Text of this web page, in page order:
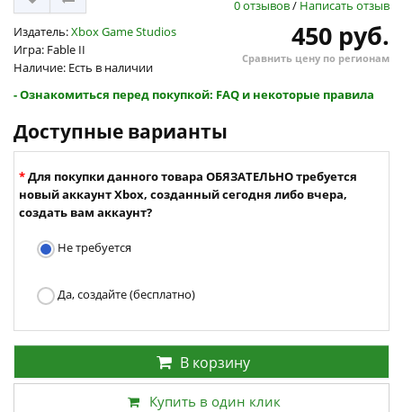
0 отзывов/ Написать отзыв
Издатель:Xbox Game Studios
Игра: Fable II
Наличие: Есть в наличии
450 руб.
Сравнить цену по регионам
- Ознакомиться перед покупкой: FAQ и некоторые правила
Доступные варианты
Для покупки данного товара ОБЯЗАТЕЛЬНО требуется
новый аккаунт Xbox, созданный сегодня либо вчера,
создать вам аккаунт?
Не требуется
Да, создайте (бесплатно)
В корзину
Купить в один клик